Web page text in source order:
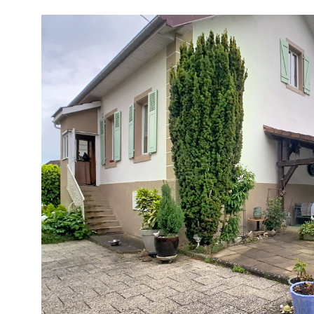
sont disponibles sur le site Géorisques
VOIR LE